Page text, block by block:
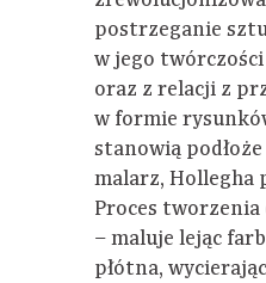
postrzeganie
w jego
oraz z relacji z
w formie
stanowią
malarz,
Proces
– maluje lejąc
płótna,